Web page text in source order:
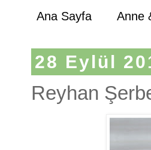
Ana Sayfa Anne
28 Eylül
Reyhan